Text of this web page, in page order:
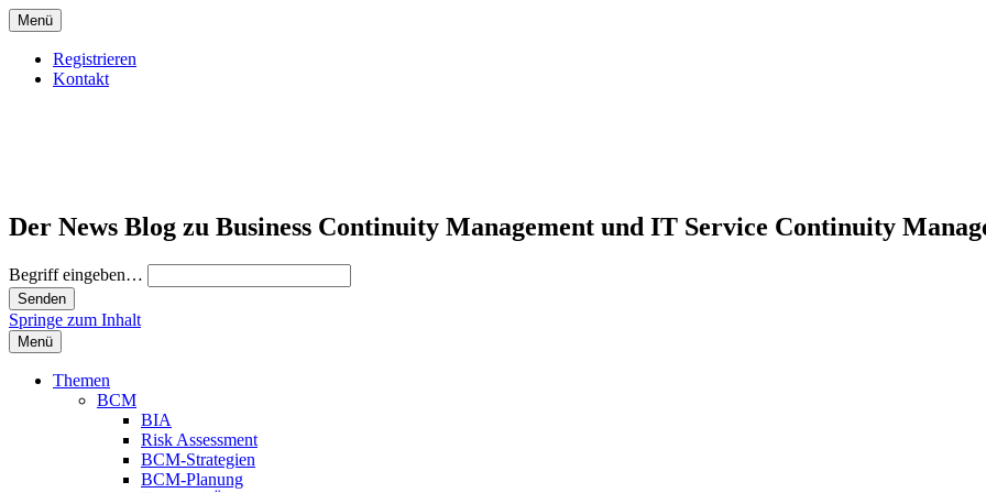
Menü
Registrieren
Kontakt
Der News Blog zu Business Continuity Management und IT Service Continuity
Begriff eingeben…
Springe zum Inhalt
Menü
Themen
BCM
BIA
Risk Assessment
BCM-Strategien
BCM-Planung